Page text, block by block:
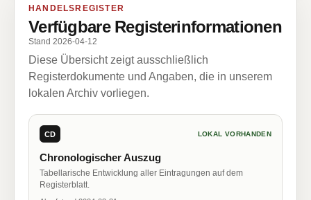
HANDELSREGISTER
Verfügbare Registerinformationen
Stand 2026-04-12
Diese Übersicht zeigt ausschließlich
Registerdokumente und Angaben, die in unserem
lokalen Archiv vorliegen.
CD LOKAL VORHANDEN
Chronologischer Auszug
Tabellarische Entwicklung aller Eintragungen auf dem
Registerblatt.